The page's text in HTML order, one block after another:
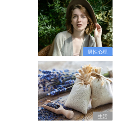
男性心理
生活